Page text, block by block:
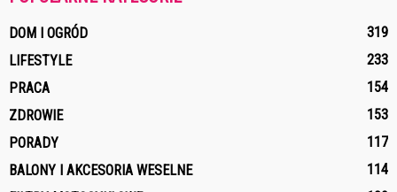
DOM I OGRÓD
319
LIFESTYLE
233
PRACA
154
ZDROWIE
153
PORADY
117
BALONY I AKCESORIA WESELNE
114